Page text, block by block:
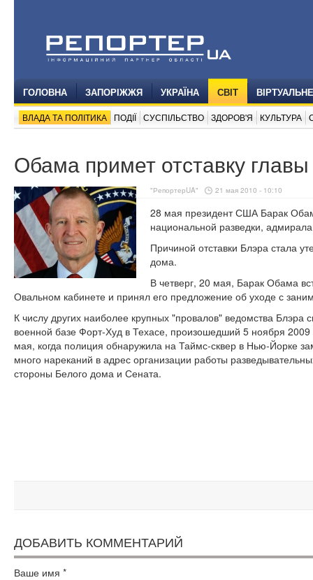
ГОЛОВНА ЗАПОРІЖЖЯ УКРАЇНА СВІТ
ВЛАДА ТА ПОЛІТИКА ПОДІЇ СУСПІЛЬСТВО ЗДОРОВ'Я КУЛЬТУРА
Обама примет отставку
"РепортерUA" 21 мая 2010 - 10:10
28 мая президент США Барак
национальной разведки,
Причиной отставки Блэра стала
дома.
В четверг, 20 мая, Барак Обама
Овальном кабинете и принял его предложение об уходе с
К числу других наиболее крупных "провалов" ведомства Блэра
военной базе Форт-Худ в Техасе, произошедший 5 ноября
мая, когда полиция обнаружила на Таймс-сквер в Нью-Йорке
много нареканий в адрес организации работы
стороны Белого дома и Сената.
ДОБАВИТЬ КОММЕНТАРИЙ
Ваше имя *